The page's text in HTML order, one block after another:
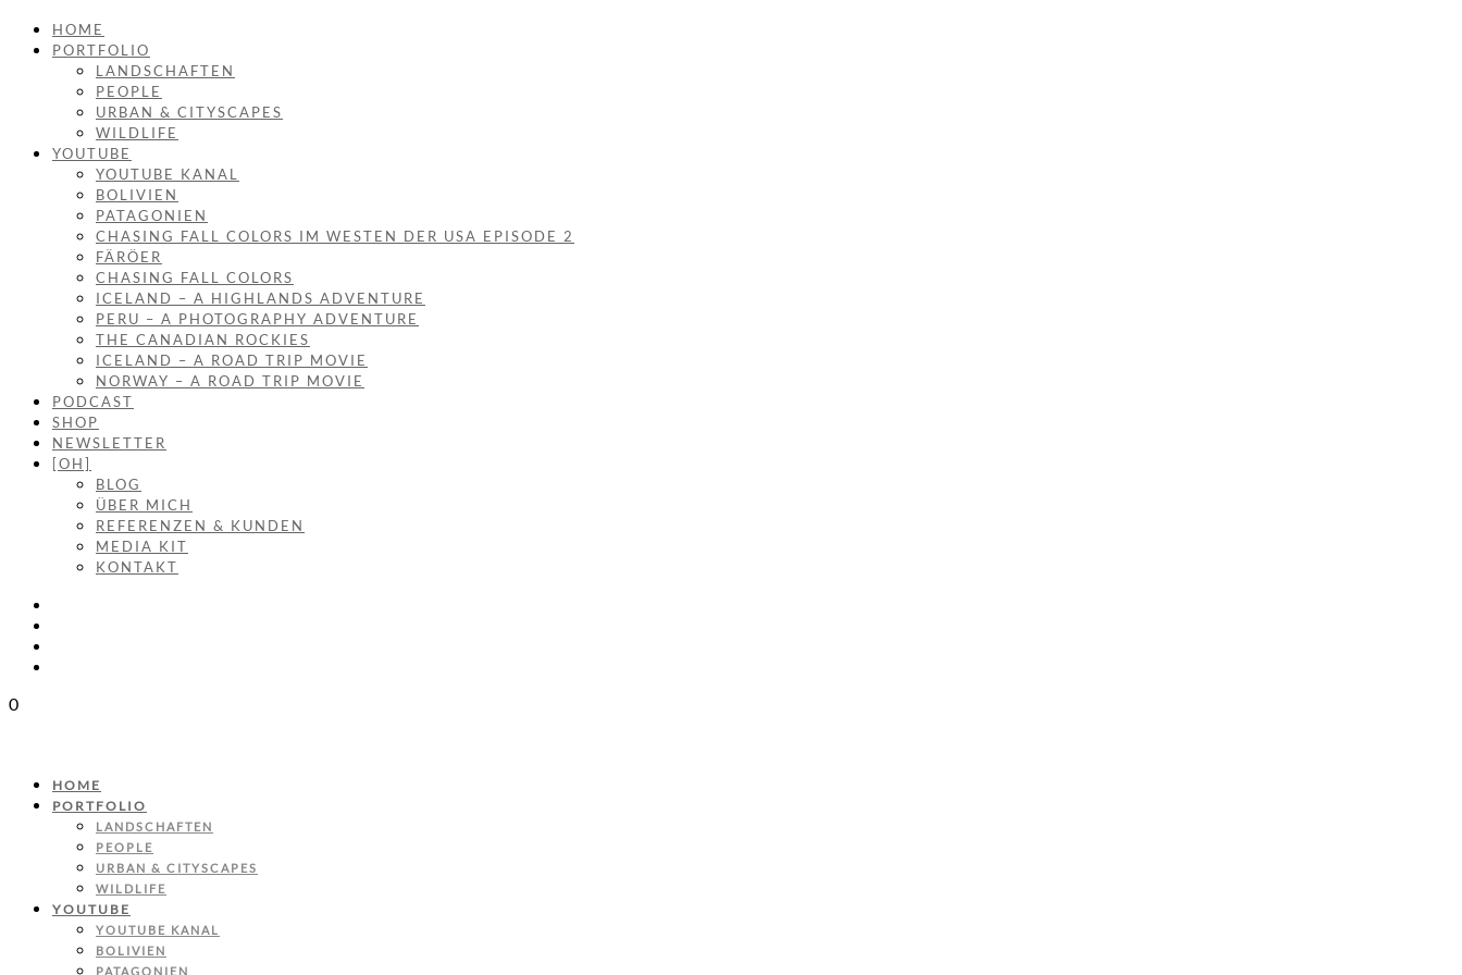
HOME
PORTFOLIO
LANDSCHAFTEN
PEOPLE
URBAN & CITYSCAPES
WILDLIFE
YOUTUBE
YOUTUBE KANAL
BOLIVIEN
PATAGONIEN
CHASING FALL COLORS IM WESTEN DER USA EPISODE 2
FÄRÖER
CHASING FALL COLORS
ICELAND – A HIGHLANDS ADVENTURE
PERU – A PHOTOGRAPHY ADVENTURE
THE CANADIAN ROCKIES
ICELAND – A ROAD TRIP MOVIE
NORWAY – A ROAD TRIP MOVIE
PODCAST
SHOP
NEWSLETTER
[OH]
BLOG
ÜBER MICH
REFERENZEN & KUNDEN
MEDIA KIT
KONTAKT
0
HOME
PORTFOLIO
LANDSCHAFTEN
PEOPLE
URBAN & CITYSCAPES
WILDLIFE
YOUTUBE
YOUTUBE KANAL
BOLIVIEN
PATAGONIEN